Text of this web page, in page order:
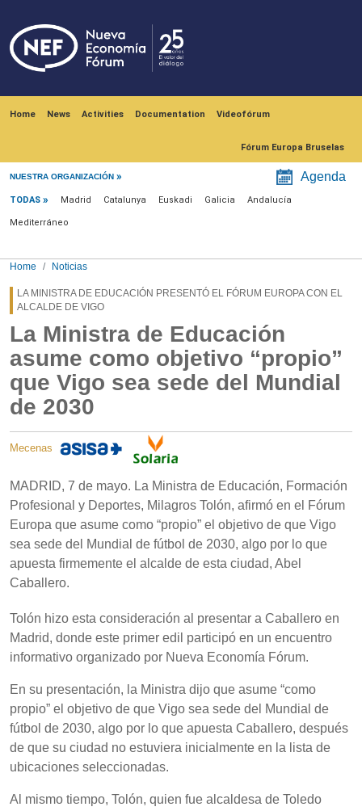
Home News Activities Documentation Videofórum
Fórum Europa Bruselas
NUESTRA ORGANIZACIÓN Agenda
Menú noticias
TODAS Madrid Catalunya Euskadi Galicia Andalucía
Mediterráneo
Home Noticias
LA MINISTRA DE EDUCACIÓN PRESENTÓ EL FÓRUM EUROPA CON EL
ALCALDE DE VIGO
La Ministra de Educación
asume como objetivo “propio”
que Vigo sea sede del Mundial
de 2030
Mecenas
MADRID, 7 de mayo. La Ministra de Educación, Formación
Profesional y Deportes, Milagros Tolón, afirmó en el Fórum
Europa que asume como “propio” el objetivo de que Vigo
sea sede del Mundial de fútbol de 2030, algo por lo que
apuesta firmemente el alcalde de esta ciudad, Abel
Caballero.
Tolón hizo esta consideración al presentar a Caballero en
Madrid, donde este primer edil participó en un encuentro
informativo organizado por Nueva Economía Fórum.
En su presentación, la Ministra dijo que asume “como
propio” el objetivo de que Vigo sea sede del Mundial de
fútbol de 2030, algo por lo que apuesta Caballero, después
de que su ciudad no estuviera inicialmente en la lista de
ubicaciones seleccionadas.
Al mismo tiempo, Tolón, quien fue alcaldesa de Toledo